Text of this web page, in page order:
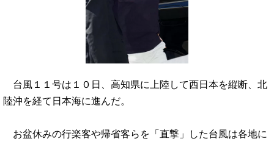
台風１１号は１０日、高知県に上陸して西日本を縦断、北
陸沖を経て日本海に進んだ。
お盆休みの行楽客や帰省客らを「直撃」した台風は各地に